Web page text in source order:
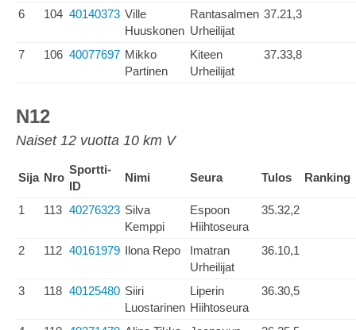
6 104 40140373 Ville
Huuskonen
Rantasalmen
Urheilijat
37.21,3
7 106 40077697 Mikko
Partinen
Kiteen
Urheilijat
37.33,8
N12
Naiset 12 vuotta 10 km V
Sija Nro
Sportti-
ID
Nimi Seura Tulos Ranking
1 113 40276323 Silva
Kemppi
Espoon
Hiihtoseura
35.32,2
2 112 40161979 Ilona Repo
Imatran
Urheilijat
36.10,1
3 118 40125480 Siiri
Luostarinen
Liperin
Hiihtoseura
36.30,5